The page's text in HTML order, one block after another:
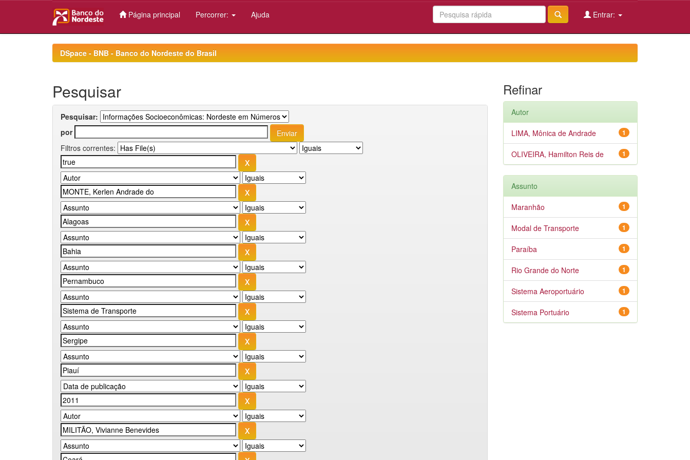
Página principal Percorrer: Ajuda Entrar:
DSpace - BNB - Banco do Nordeste do Brasil
Pesquisar
Pesquisar:
por
Filtros correntes:
Refinar
Autor
1
LIMA, Mônica de Andrade
1
OLIVEIRA, Hamilton Reis de
Assunto
1
Maranhão
1
Modal de Transporte
1
Paraíba
1
Rio Grande do Norte
1
Sistema Aeroportuário
1
Sistema Portuário